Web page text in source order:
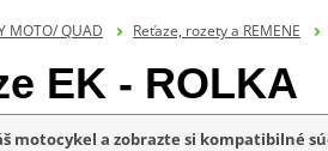
MOTO/ QUAD Reťaze, rozety a REMENE
EK - ROLKA
motocykel a zobrazte si kompatibilné